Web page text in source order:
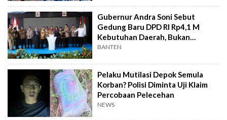
Gubernur Andra Soni Sebut
Gedung Baru DPD RI Rp4,1 M
Kebutuhan Daerah, Bukan
Senator
BANTEN
Pelaku Mutilasi Depok Semula
Korban? Polisi Diminta Uji Klaim
Percobaan Pelecehan
NEWS